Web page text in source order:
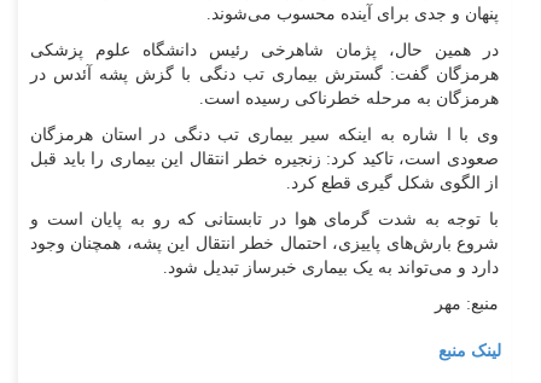
پنهان و جدی برای آینده محسوب می‌شوند.
در همین حال، پژمان شاهرخی رئیس دانشگاه علوم پزشکی
هرمزگان گفت: گسترش بیماری تب دنگی با گزش پشه آئدس در
هرمزگان به مرحله خطرناکی رسیده است.
وی با ا شاره به اینکه سیر بیماری تب دنگی در استان هرمزگان
صعودی است، تاکید کرد: زنجیره خطر انتقال این بیماری را باید قبل
از الگوی شکل گیری قطع کرد.
با توجه به شدت گرمای هوا در تابستانی که رو به پایان است و
شروع بارش‌های پاییزی، احتمال خطر انتقال این پشه، همچنان وجود
دارد و می‌تواند به یک بیماری خبرساز تبدیل شود.
منبع: مهر
لینک منبع